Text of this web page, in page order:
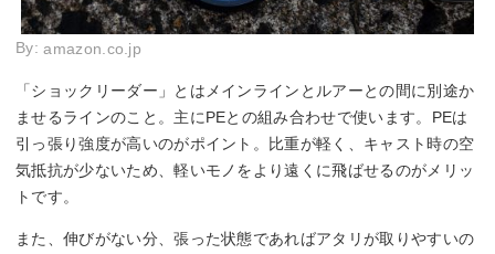
By:amazon.co.jp
「ショックリーダー」とはメインラインとルアーとの間に別途か
ませるラインのこと。主にPEとの組み合わせで使います。PEは
引っ張り強度が高いのがポイント。比重が軽く、キャスト時の空
気抵抗が少ないため、軽いモノをより遠くに飛ばせるのがメリッ
トです。
また、伸びがない分、張った状態であればアタリが取りやすいの